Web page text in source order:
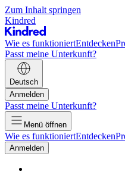
Zum Inhalt springen
Kindred
Wie es funktioniertEntdecken
Passt meine Unterkunft?
Deutsch
Anmelden
Passt meine Unterkunft?
Menü öffnen
Wie es funktioniertEntdecken
Anmelden